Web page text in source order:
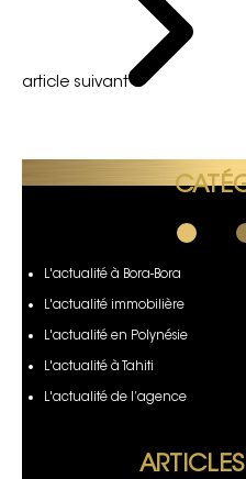
article suivant
L'actualité à Bora-Bora
L'actualité immobilière
L'actualité en Polynésie
L'actualité à Tahiti
L'actualité de l’agence